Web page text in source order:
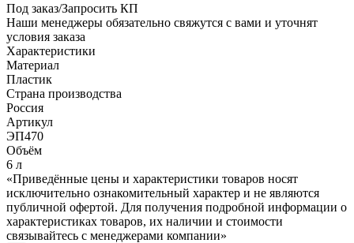
Под заказ/Запросить КП
Наши менеджеры обязательно свяжутся с вами и уточнят
условия заказа
Характеристики
Материал
Пластик
Страна производства
Россия
Артикул
ЭП470
Объём
6 л
«Приведённые цены и характеристики товаров носят
исключительно ознакомительный характер и не являются
публичной офертой. Для получения подробной информации о
характеристиках товаров, их наличии и стоимости
связывайтесь с менеджерами компании»